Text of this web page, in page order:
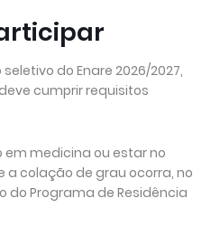
do Enare 2026/2027,
cumprir requisitos
medicina ou estar no
a colação de grau ocorra, no
do Programa de Residência